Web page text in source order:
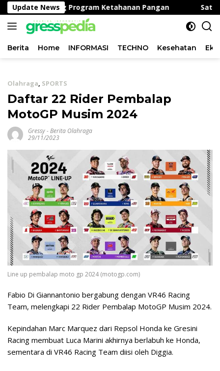
Langsung
ke
konten
Update News
Dukung Program Ketahanan Pangan Satlantas
Berita Home INFORMASI TECHNO Kesehatan
Olahraga, SPORTS
Daftar 22 Rider Pembalap
MotoGP Musim 2024
Gressy-Berita Olahraga
29/11/2023
Line up pembalap moto gp 2024 (motogp.com)
Fabio Di Giannantonio bergabung dengan VR46 Racing
Team, melengkapi 22 Rider Pembalap MotoGP Musim 2024.
Kepindahan Marc Marquez dari Repsol Honda ke Gresini
Racing membuat Luca Marini akhirnya berlabuh ke Honda,
sementara di VR46 Racing Team diisi oleh Diggia.